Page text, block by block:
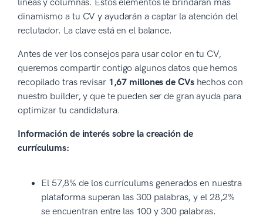
líneas y columnas. Estos elementos le brindarán más
dinamismo a tu CV y ayudarán a captar la atención del
reclutador. La clave está en el balance.
Antes de ver los consejos para usar color en tu CV,
queremos compartir contigo algunos datos que hemos
recopilado tras revisar 1,67 millones de CVshechos con
nuestro builder, y que te pueden ser de gran ayuda para
optimizar tu candidatura.
Información de interés sobre la creación de
currículums:
El 57,8% de los currículums generados en nuestra
plataforma superan las 300 palabras, y el 28,2%
se encuentran entre las 100 y 300 palabras.